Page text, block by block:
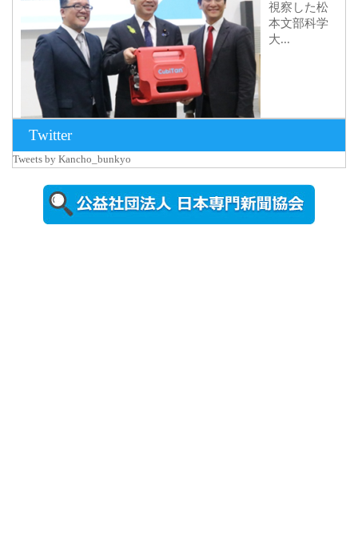
視察した松
本文部科学
大...
2026年8月5日
更新
農工大で大
Twitter
Tweets by Kancho_bunkyo